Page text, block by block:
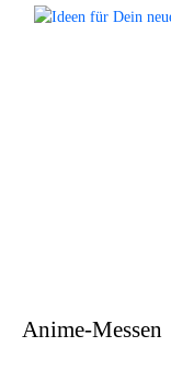
Anime-Messen